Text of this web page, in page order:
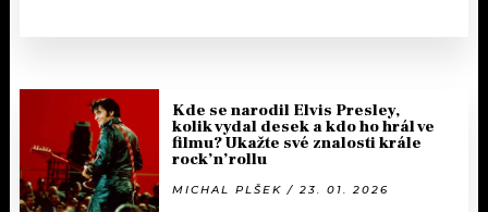
Kde se narodil Elvis Presley,
kolik vydal desek a kdo ho hrál ve
filmu? Ukažte své znalosti krále
rock’n’rollu
MICHAL PLŠEK / 23. 01. 2026